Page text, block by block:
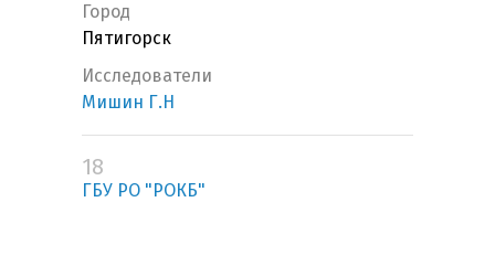
Город
Пятигорск
Исследователи
Мишин Г.Н
18
ГБУ РО "РОКБ"